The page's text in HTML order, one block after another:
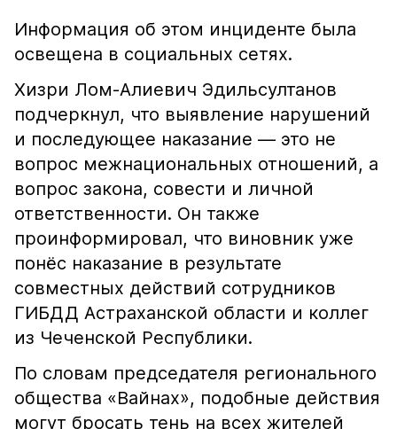
Информация об этом инциденте была
освещена в социальных сетях.
Хизри Лом-Алиевич Эдильсултанов
подчеркнул, что выявление нарушений
и последующее наказание — это не
вопрос межнациональных отношений, а
вопрос закона, совести и личной
ответственности. Он также
проинформировал, что виновник уже
понёс наказание в результате
совместных действий сотрудников
ГИБДД Астраханской области и коллег
из Чеченской Республики.
По словам председателя регионального
общества «Вайнах», подобные действия
могут бросать тень на всех жителей